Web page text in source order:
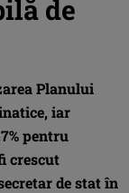
de
Planului
iar
pentru
crescut
de stat în